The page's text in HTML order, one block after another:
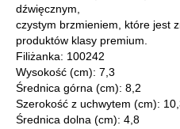
dźwięcznym,
czystym brzmieniem, które jest
produktów klasy premium.
Filiżanka: 100242
Wysokość (cm): 7,3
Średnica górna (cm): 8,2
Szerokość z uchwytem (cm):
Średnica dolna (cm): 4,8